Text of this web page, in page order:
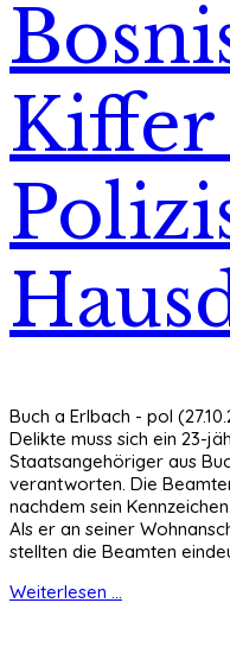
Buch a Erlbach - pol
Delikte muss sich ein 23-
Staatsangehöriger aus
verantworten. Die
nachdem sein
Als er an seiner
stellten die Beamten
Weiterlesen ...